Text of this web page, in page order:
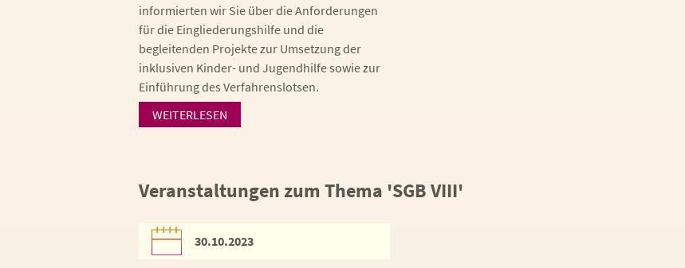
informierten wir Sie über die Anforderungen
für die Eingliederungshilfe und die
begleitenden Projekte zur Umsetzung der
inklusiven Kinder- und Jugendhilfe sowie zur
Einführung des Verfahrenslotsen.
WEITERLESEN
Veranstaltungen zum Thema 'SGB VIII'
30.10.2023